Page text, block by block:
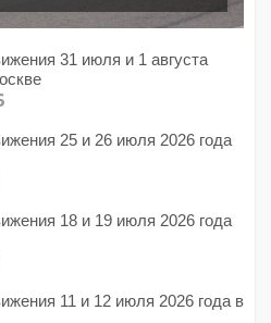
31 июля и 1 августа
25 и 26 июля 2026 года
18 и 19 июля 2026 года
11 и 12 июля 2026 года в